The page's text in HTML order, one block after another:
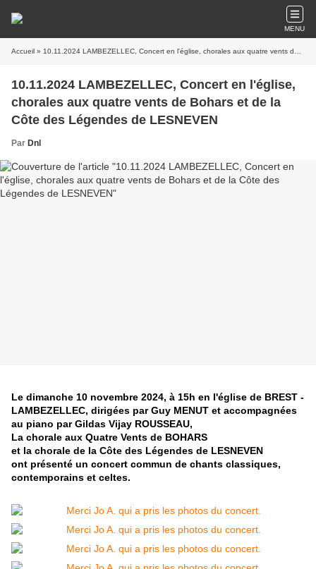
MENU
Accueil » 10.11.2024 LAMBEZELLEC, Concert en l'église, chorales aux quatre vents de Bohars et de la Côte des Légendes de LESNEVEN
10.11.2024 LAMBEZELLEC, Concert en l'église,
chorales aux quatre vents de Bohars et de la
Côte des Légendes de LESNEVEN
Par Dnl
Le dimanche 10 novembre 2024, à 15h en l'église de BREST -
LAMBEZELLEC, dirigées par Guy MENUT et accompagnées
au piano par Gildas Vijay ROUSSEAU,
La chorale aux Quatre Vents de BOHARS
et la chorale de la Côte des Légendes de LESNEVEN
ont présenté un concert commun de chants classiques,
contemporains et celtes.